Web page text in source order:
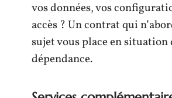
vos données, vos
accès ? Un contrat qui
sujet vous place en situation
dépendance.